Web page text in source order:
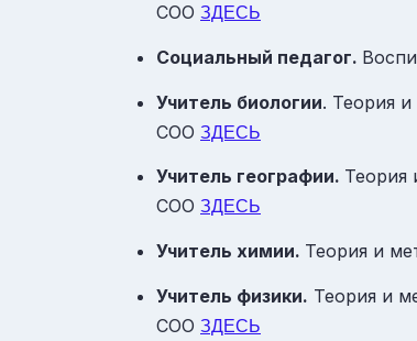
СОО ЗДЕСЬ
Социальный педагог.
Учитель биологии. Теория
СОО ЗДЕСЬ
Учитель географии. Теория
СОО ЗДЕСЬ
Учитель химии. Теория и
Учитель физики. Теория и
СОО ЗДЕСЬ